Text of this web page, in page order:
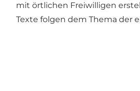
mit örtlichen Freiwilligen
Texte folgen dem Thema der